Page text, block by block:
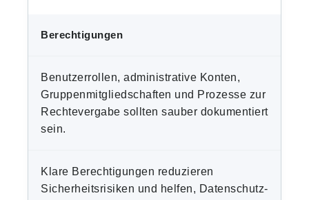
Berechtigungen
Benutzerrollen, administrative Konten,
Gruppenmitgliedschaften und Prozesse zur
Rechtevergabe sollten sauber dokumentiert
sein.
Klare Berechtigungen reduzieren
Sicherheitsrisiken und helfen, Datenschutz-